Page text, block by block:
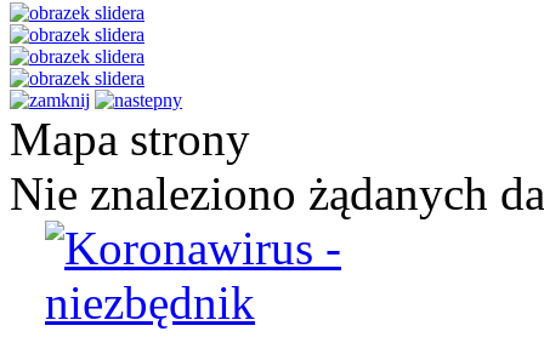
Mapa strony
Nie znaleziono żądanych